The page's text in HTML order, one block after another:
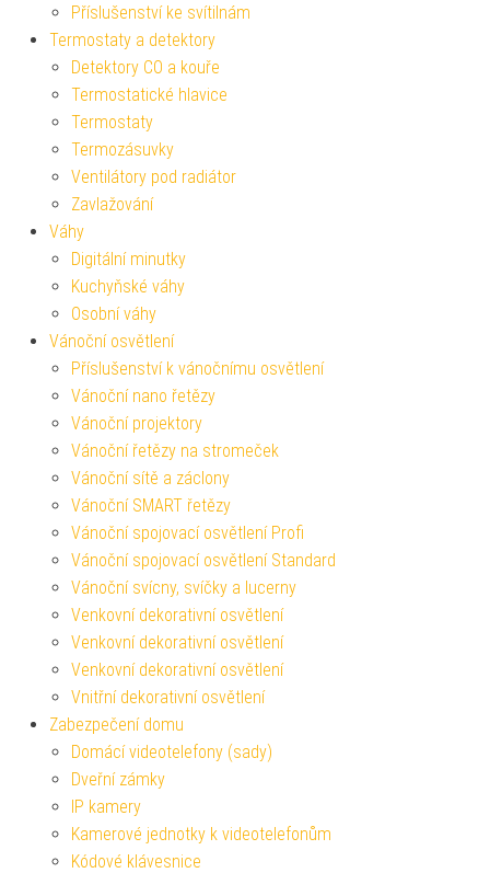
Příslušenství ke svítilnám
Termostaty a detektory
Detektory CO a kouře
Termostatické hlavice
Termostaty
Termozásuvky
Ventilátory pod radiátor
Zavlažování
Váhy
Digitální minutky
Kuchyňské váhy
Osobní váhy
Vánoční osvětlení
Příslušenství k vánočnímu osvětlení
Vánoční nano řetězy
Vánoční projektory
Vánoční řetězy na stromeček
Vánoční sítě a záclony
Vánoční SMART řetězy
Vánoční spojovací osvětlení Profi
Vánoční spojovací osvětlení Standard
Vánoční svícny, svíčky a lucerny
Venkovní dekorativní osvětlení
Venkovní dekorativní osvětlení
Venkovní dekorativní osvětlení
Vnitřní dekorativní osvětlení
Zabezpečení domu
Domácí videotelefony (sady)
Dveřní zámky
IP kamery
Kamerové jednotky k videotelefonům
Kódové klávesnice